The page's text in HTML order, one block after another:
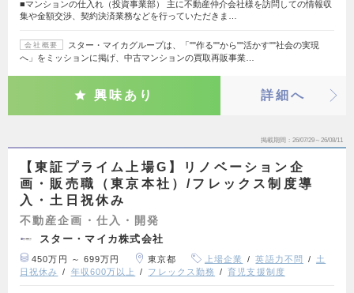
■マンションの仕入れ（投資事業部） 主に不動産仲介会社様を訪問しての情報収
集や金額交渉、契約決済業務などを行っていただきま…
会社概要
スター・マイカグループは、「""作る""から""活かす""社会の実現
へ」をミッションに掲げ、中古マンションの買取再販事業…
興味あり 詳細へ
掲載期間 26/07/29～26/08/11
【東証プライム上場G】リノベーション企
画・販売職（東京本社）/フレックス制度導
入・土日祝休み
不動産企画・仕入・開発
スター・マイカ株式会社
450万円 ～ 699万円 東京都 上場企業 英語力不問
土
日祝休み
年収600万以上 フレックス勤務 育児支援制度